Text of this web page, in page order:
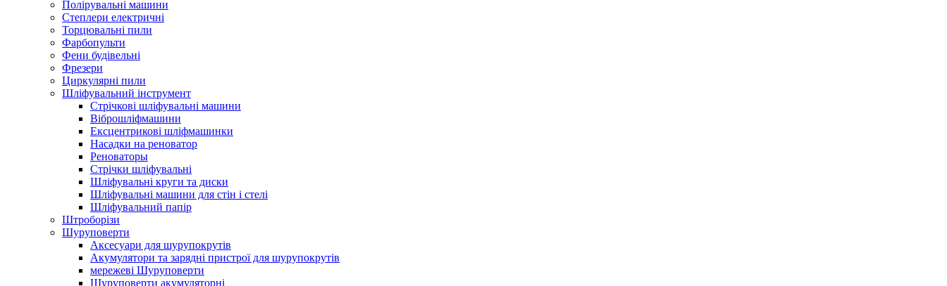
Полірувальні машини
Степлери електричні
Торцювальні пили
Фарбопульти
Фени будівельні
Фрезери
Циркулярні пили
Шліфувальний інструмент
Cтрічкові шліфувальні машини
Віброшліфмашини
Ексцентрикові шліфмашинки
Насадки на реноватор
Реноваторы
Стрічки шліфувальні
Шліфувальні круги та диски
Шліфувальні машини для стін і стелі
Шліфувальний папір
Штроборізи
Шуруповерти
Аксесуари для шурупокрутів
Акумулятори та зарядні пристрої для шурупокрутів
мережеві Шуруповерти
Шуруповерти акумуляторні